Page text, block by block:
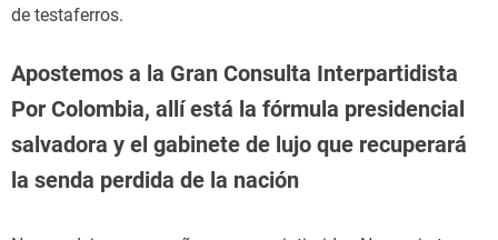
de testaferros.
Apostemos a la Gran Consulta Interpartidista
Por Colombia, allí está la fórmula presidencial
salvadora y el gabinete de lujo que recuperará
la senda perdida de la nación